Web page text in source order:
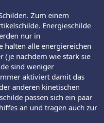
Zum einem
Energieschilde
nur in
halten alle energiereichen
(je nachdem wie stark sie
sind weniger
aktiviert damit das
anderen kinetischen
passen sich ein paar
an und tragen auch zur